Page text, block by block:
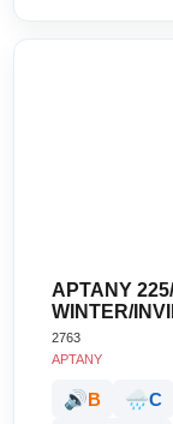
APTANY
WINTER/
2763
APTANY
🔊B 🌧️C